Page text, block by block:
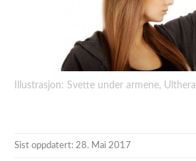
Illustrasjon: Svette under armene, Ulthera
Sist oppdatert: 28. Mai 2017